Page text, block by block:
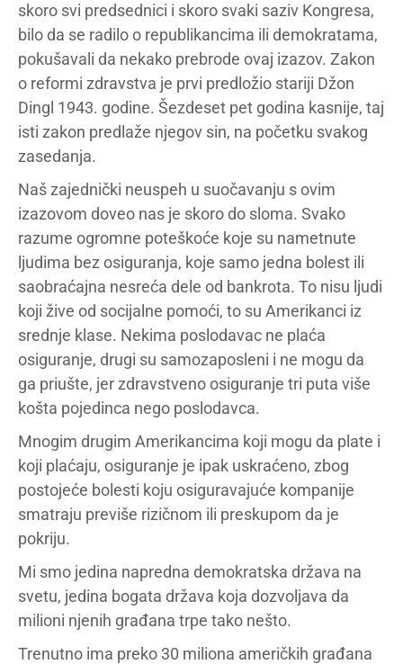
skoro svi predsednici i skoro svaki saziv Kongresa,
bilo da se radilo o republikancima ili demokratama,
pokušavali da nekako prebrode ovaj izazov. Zakon
o reformi zdravstva je prvi predložio stariji Džon
Dingl 1943. godine. Šezdeset pet godina kasnije, taj
isti zakon predlaže njegov sin, na početku svakog
zasedanja.
Naš zajednički neuspeh u suočavanju s ovim
izazovom doveo nas je skoro do sloma. Svako
razume ogromne poteškoće koje su nametnute
ljudima bez osiguranja, koje samo jedna bolest ili
saobraćajna nesreća dele od bankrota. To nisu ljudi
koji žive od socijalne pomoći, to su Amerikanci iz
srednje klase. Nekima poslodavac ne plaća
osiguranje, drugi su samozaposleni i ne mogu da
ga priušte, jer zdravstveno osiguranje tri puta više
košta pojedinca nego poslodavca.
Mnogim drugim Amerikancima koji mogu da plate i
koji plaćaju, osiguranje je ipak uskraćeno, zbog
postojeće bolesti koju osiguravajuće kompanije
smatraju previše rizičnom ili preskupom da je
pokriju.
Mi smo jedina napredna demokratska država na
svetu, jedina bogata država koja dozvoljava da
milioni njenih građana trpe tako nešto.
Trenutno ima preko 30 miliona američkih građana